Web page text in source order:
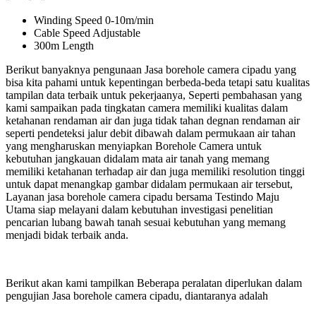
Winding Speed 0-10m/min
Cable Speed Adjustable
300m Length
Berikut banyaknya pengunaan Jasa borehole camera cipadu yang
bisa kita pahami untuk kepentingan berbeda-beda tetapi satu kualitas
tampilan data terbaik untuk pekerjaanya, Seperti pembahasan yang
kami sampaikan pada tingkatan camera memiliki kualitas dalam
ketahanan rendaman air dan juga tidak tahan degnan rendaman air
seperti pendeteksi jalur debit dibawah dalam permukaan air tahan
yang mengharuskan menyiapkan Borehole Camera untuk
kebutuhan jangkauan didalam mata air tanah yang memang
memiliki ketahanan terhadap air dan juga memiliki resolution tinggi
untuk dapat menangkap gambar didalam permukaan air tersebut,
Layanan jasa borehole camera cipadu bersama Testindo Maju
Utama siap melayani dalam kebutuhan investigasi penelitian
pencarian lubang bawah tanah sesuai kebutuhan yang memang
menjadi bidak terbaik anda.
Berikut akan kami tampilkan Beberapa peralatan diperlukan dalam
pengujian Jasa borehole camera cipadu, diantaranya adalah